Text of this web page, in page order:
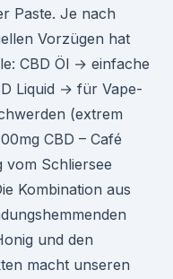
Paste. Je nach
Vorzügen hat
CBD Öl → einfache
Liquid → für Vape-
(extrem
CBD – Café
vom Schliersee
Kombination aus
und den
macht unseren